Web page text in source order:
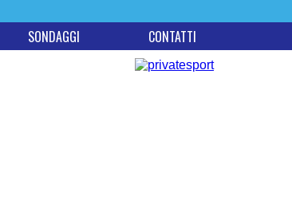
SONDAGGI CONTATTI